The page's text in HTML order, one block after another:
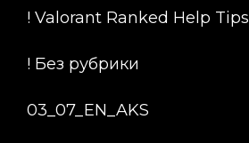
! Valorant Ranked Help Tips
! Без рубрики
03_07_EN_AKS